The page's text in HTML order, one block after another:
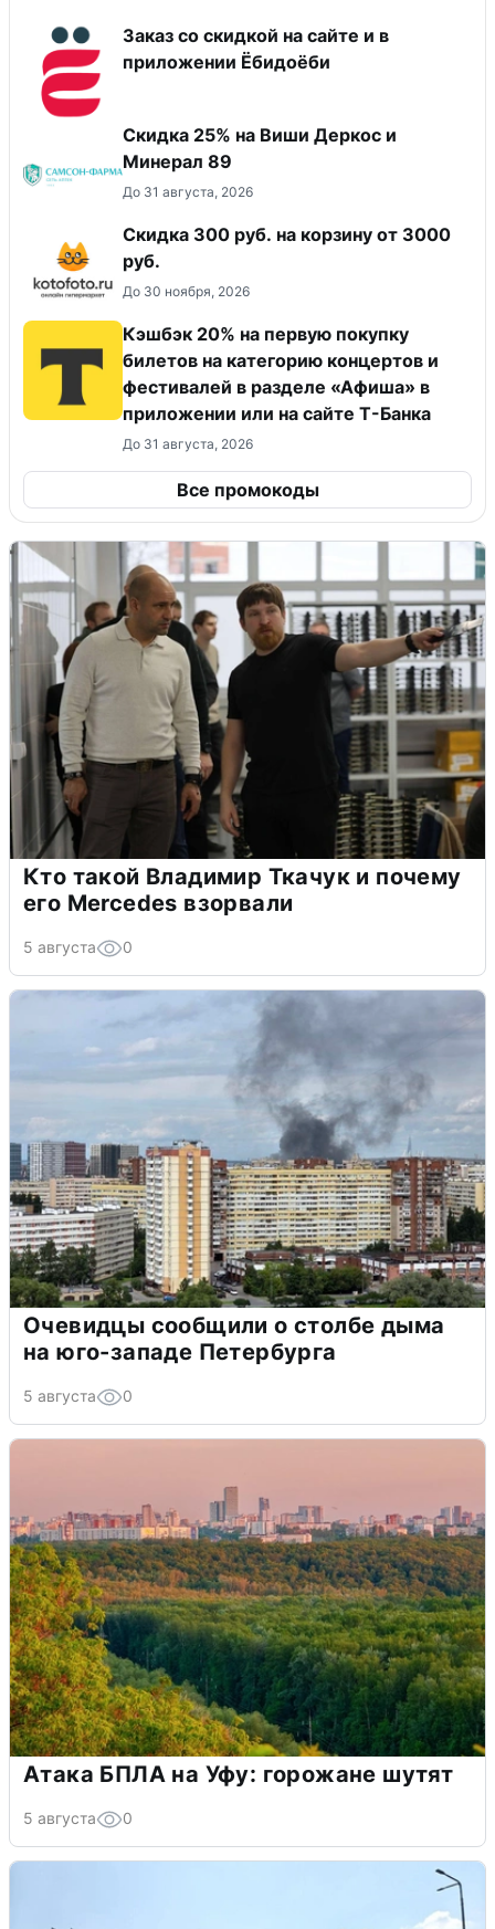
Заказ со скидкой на сайте и в
приложении Ёбидоёби
Скидка 25% на Виши Деркос и
Минерал 89
До 31 августа, 2026
Скидка 300 руб. на корзину от 3000
руб.
До 30 ноября, 2026
Кэшбэк 20% на первую покупку
билетов на категорию концертов и
фестивалей в разделе «Афиша» в
приложении или на сайте Т-Банка
До 31 августа, 2026
Все промокоды
Кто такой Владимир Ткачук и почему
его Mercedes взорвали
5 августа 0
Очевидцы сообщили о столбе дыма
на юго-западе Петербурга
5 августа 0
Атака БПЛА на Уфу: горожане шутят
5 августа 0